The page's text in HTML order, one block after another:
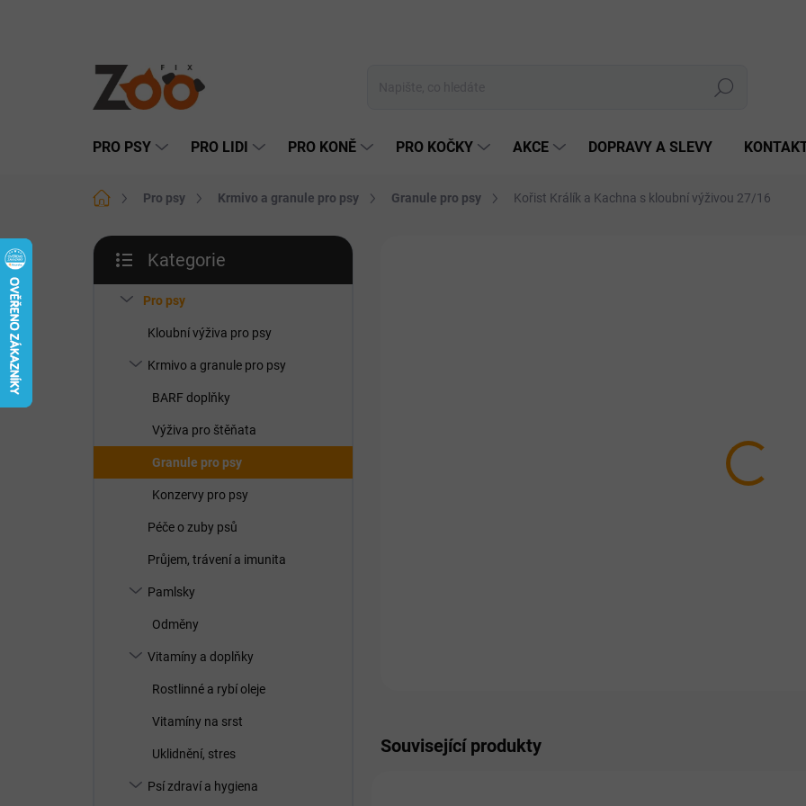
Hledat
PRO PSY PRO LIDI PRO KONĚ PRO KOČKY AKCE DOPRAVY A SLEVY
Domů Pro psy Krmivo a granule pro psy Granule pro psy Kořist Králík a Kachna s kloubní výživou 27/16
P
s
a
e
kategorie
Kategorie
Pro psy
Kloubní výživa pro psy
Krmivo a granule pro psy
BARF doplňky
Výživa pro štěňata
Granule pro psy
Konzervy pro psy
Péče o zuby psů
Průjem, trávení a imunita
Pamlsky
Odměny
Vitamíny a doplňky
Rostlinné a rybí oleje
Vitamíny na srst
Uklidnění, stres
Psí zdraví a hygiena
Související produkty